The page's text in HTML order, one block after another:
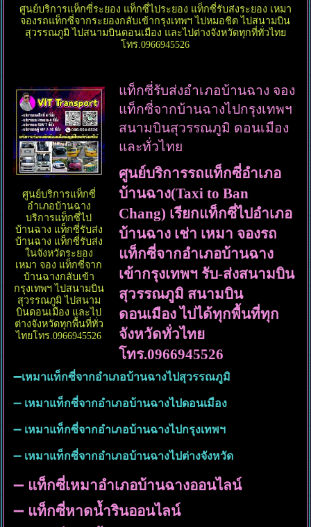
ศูนย์บริการแท็กซี่ระยอง แท็กซี่ไประยอง แท็กซี่รับส่งระยอง เหมา
จองรถแท็กซี่จากระยองกลับเข้ากรุงเทพฯ ไปหมอชิต ไปสนามบิน
สุวรรณภูมิ ไปสนามบินดอนเมือง และไปต่างจังหวัดทุกที่ทั่วไทย
โทร.0966945526
ศูนย์บริการแท็กซี่
อำเภอบ้านฉาง
บริการแท็กซี่ไป
บ้านฉาง แท็กซี่รับส่ง
บ้านฉาง แท็กซี่รับส่ง
ในจังหวัดระยอง
เหมา จอง แท็กซี่จาก
บ้านฉางกลับเข้า
กรุงเทพฯ ไปสนามบิน
สุวรรณภูมิ ไปสนาม
บินดอนเมือง และไป
ต่างจังหวัดทุกพื้นที่ทั่ว
ไทยโทร.0966945526
แท็กซี่รับส่งอำเภอบ้านฉาง จอง
แท็กซี่จากบ้านฉางไปกรุงเทพฯ
สนามบินสุวรรณภูมิ ดอนเมือง
และทั่วไทย
ศูนย์บริการรถแท็กซี่อำเภอ
บ้านฉาง(Taxi to Ban
Chang) เรียกแท็กซี่ไปอำเภอ
บ้านฉาง เช่า เหมา จองรถ
แท็กซี่จากอำเภอบ้านฉาง
เข้ากรุงเทพฯ รับ-ส่งสนามบิน
สุวรรณภูมิ สนามบิน
ดอนเมือง ไปได้ทุกพื้นที่ทุก
จังหวัดทั่วไทย
โทร.0966945526
➖เหมาแท็กซี่จากอำเภอบ้านฉางไปสุวรรณภูมิ
➖ เหมาแท็กซี่จากอำเภอบ้านฉางไปดอนเมือง
➖ เหมาแท็กซี่จากอำเภอบ้านฉางไปกรุงเทพฯ
➖ เหมาแท็กซี่จากอำเภอบ้านฉางไปต่างจังหวัด
➖ แท็กซี่เหมาอำเภอบ้านฉางออนไลน์
➖ แท็กซี่หาดน้ำรินออนไลน์